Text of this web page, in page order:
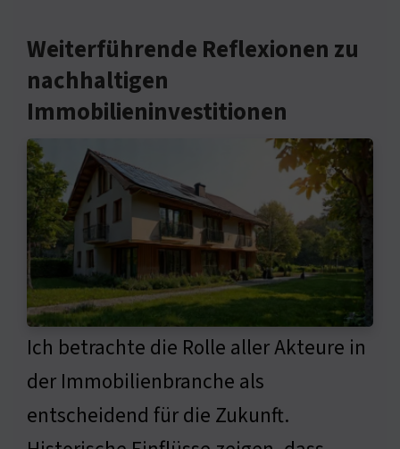
Weiterführende Reflexionen zu
nachhaltigen
Immobilieninvestitionen
Ich betrachte die Rolle aller Akteure in
der Immobilienbranche als
entscheidend für die Zukunft.